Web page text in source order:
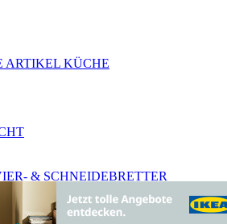
ARTIKEL KÜCHE
& SCHNEIDEBRETTER